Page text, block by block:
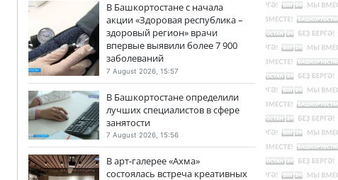
В Башкортостане с начала
акции «Здоровая республика –
здоровый регион» врачи
впервые выявили более 7 900
заболеваний
7 August 2026, 15:57
В Башкортостане определили
лучших специалистов в сфере
занятости
7 August 2026, 15:56
В арт-галерее «Ахма»
состоялась встреча креативных